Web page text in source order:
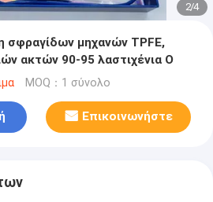
2/4
σφραγίδων μηχανών TPFE,
ακτών 90-95 λαστιχένια Ο
MOQ：1 σύνολο
Επικοινωνήστε